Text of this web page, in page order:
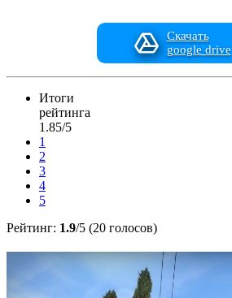
Скачать
google drive
Итоги
рейтинга
1.85/5
1
2
3
4
5
Рейтинг: 1.9/5 (20 голосов)